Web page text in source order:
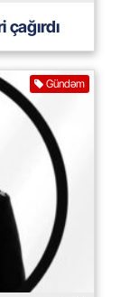
Gündəm